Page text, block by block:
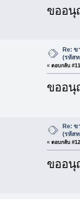
ขออนุ
Re: ข
(รหัส
« ตอบกลับ
ขออนุ
Re: ข
(รหัส
« ตอบกลับ
ขออนุ